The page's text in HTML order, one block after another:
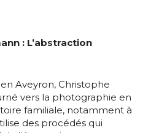
: L’abstraction
Aveyron, Christophe
vers la photographie en
familiale, notamment à
des procédés qui